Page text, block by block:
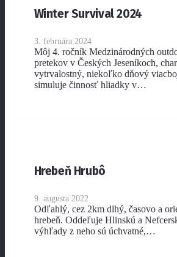
Winter Survival 2024
3. februára 2024
Môj 4. ročník Medzinárodných
pretekov v Českých Jeseníkoch,
vytrvalostný, niekoľko dňový
simuluje činnosť hliadky v…
Hrebeň Hrubô
9. augusta 2022
Odľahlý, cez 2km dlhý, časovo a
hrebeň. Oddeľuje Hlinskú a
výhľady z neho sú úchvatné,…